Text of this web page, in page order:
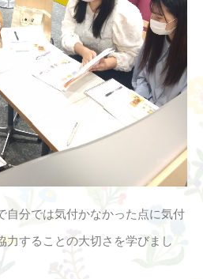
自分では気付かなかった点に気付
力することの大切さを学びまし